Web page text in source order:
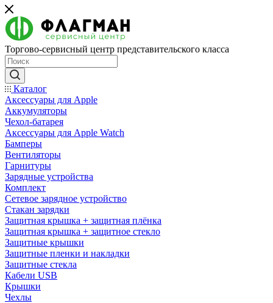
Торгово-сервисный центр представительского класса
Каталог
Аксессуары для Apple
Аккумуляторы
Чехол-батарея
Аксессуары для Apple Watch
Бамперы
Вентиляторы
Гарнитуры
Зарядные устройства
Комплект
Сетевое зарядное устройство
Стакан зарядки
Защитная крышка + защитная плёнка
Защитная крышка + защитное стекло
Защитные крышки
Защитные пленки и накладки
Защитные стекла
Кабели USB
Крышки
Чехлы